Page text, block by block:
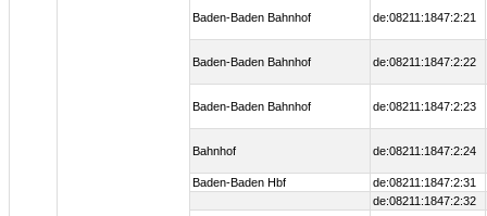
Baden-Baden Bahnhof de:08211:1847:2:21
Baden-Baden Bahnhof de:08211:1847:2:22
Baden-Baden Bahnhof de:08211:1847:2:23
Bahnhof de:08211:1847:2:24
Baden-Baden Hbf
de:08211:1847:2:31
de:08211:1847:2:32